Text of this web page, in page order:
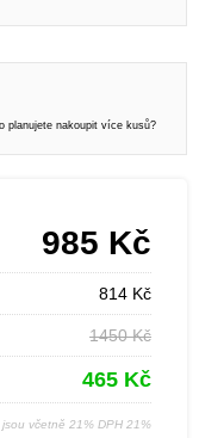
planujete nakoupit více kusů?
985 Kč
814 Kč
1450Kč
465 Kč
včetně 21% DPH 21%